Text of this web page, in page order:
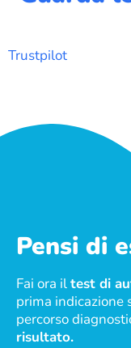
Trustpilot
Pensi di
Fai ora iltest di
prima indicazione
percorso
risultato.